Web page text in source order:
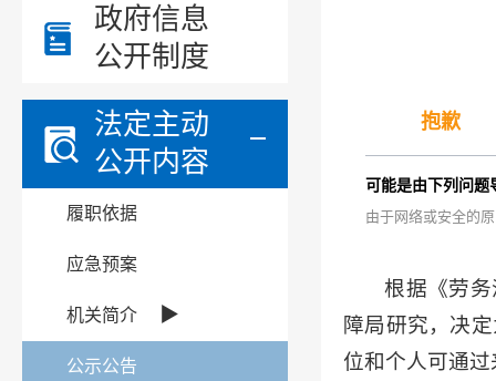
政府信息
公开制度
法定主动
公开内容
履职依据
应急预案
机关简介 ▶
公示公告
抱歉
可能是由下列问题
由于网络或安全的
根据《劳
障局研究，决
位和个人可通